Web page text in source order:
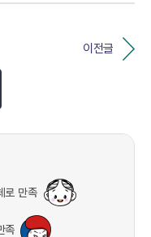
이전글
로 만족
족